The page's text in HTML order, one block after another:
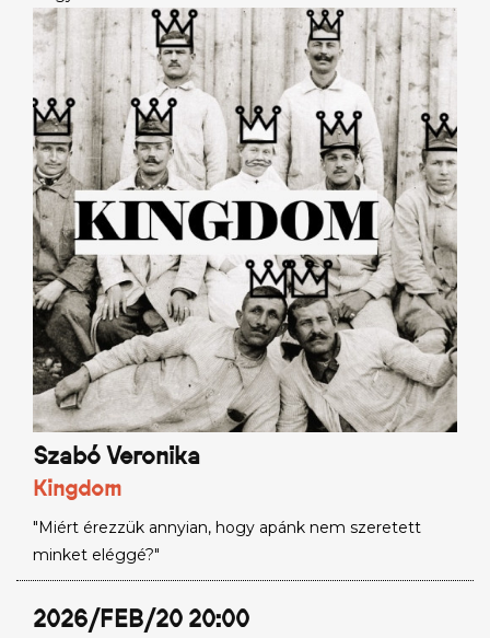
Szabó Veronika
Kingdom
"Miért érezzük annyian, hogy apánk nem szeretett
minket eléggé?"
2026/FEB/20 20:00